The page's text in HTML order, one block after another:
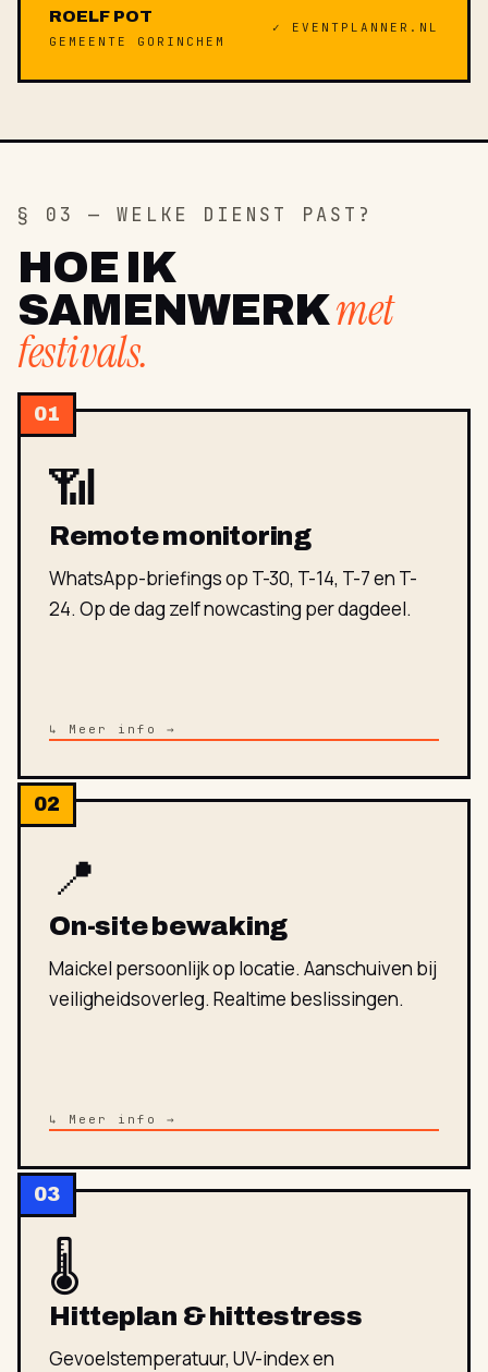
ROELF POT
GEMEENTE GORINCHEM
✓ EVENTPLANNER.NL
§ 03 — WELKE DIENST PAST?
HOE IK
SAMENWERKmet
festivals.
01
📶
Remote monitoring
WhatsApp-briefings op T-30, T-14, T-7 en T-
24. Op de dag zelf nowcasting per dagdeel.
↳ Meer info →
02
📍
On-site bewaking
Maickel persoonlijk op locatie. Aanschuiven bij
veiligheidsoverleg. Realtime beslissingen.
↳ Meer info →
03
🌡
Hitteplan & hittestress
Gevoelstemperatuur, UV-index en